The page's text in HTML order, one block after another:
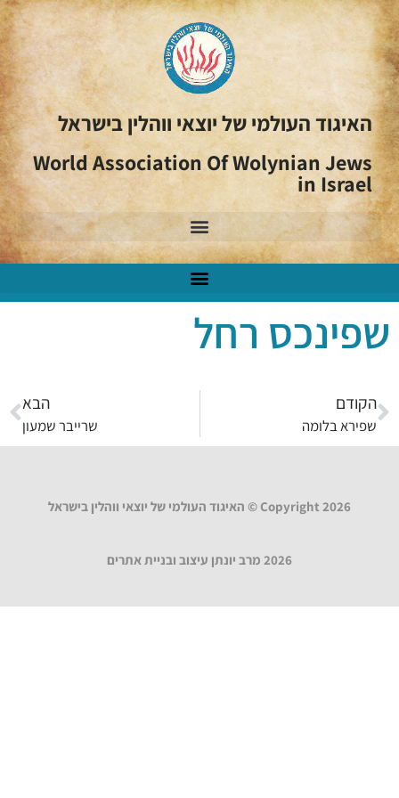
האיגוד העולמי של יוצאי ווהלין בישראל
World Association Of Wolynian Jews
in Israel
שפינכס רחל
הקודם
שפירא בלומה
הבא
שרייבר שמעון
Copyright 2026 © האיגוד העולמי של יוצאי ווהלין בישראל
2026 מרב יונתן עיצוב ובניית אתרים